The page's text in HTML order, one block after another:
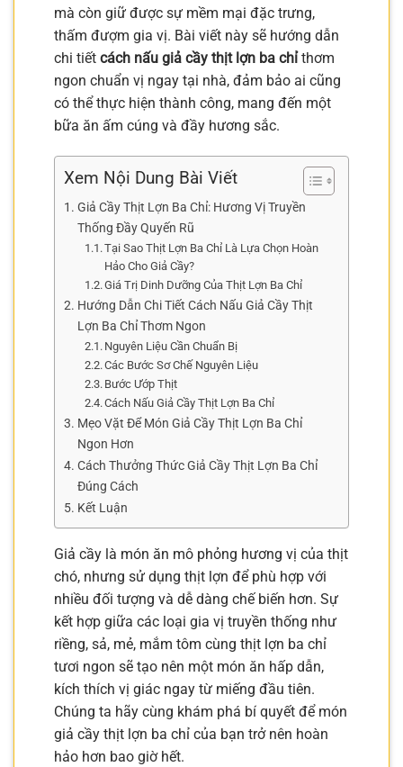
mà còn giữ được sự mềm mại đặc trưng,
thấm đượm gia vị. Bài viết này sẽ hướng dẫn
chi tiết cách nấu giả cầy thịt lợn ba chỉthơm
ngon chuẩn vị ngay tại nhà, đảm bảo ai cũng
có thể thực hiện thành công, mang đến một
bữa ăn ấm cúng và đầy hương sắc.
Xem Nội Dung Bài Viết
Giả Cầy Thịt Lợn Ba Chỉ: Hương Vị Truyền
Thống Đầy Quyến Rũ
Tại Sao Thịt Lợn Ba Chỉ Là Lựa Chọn Hoàn
Hảo Cho Giả Cầy?
Giá Trị Dinh Dưỡng Của Thịt Lợn Ba Chỉ
Hướng Dẫn Chi Tiết Cách Nấu Giả Cầy Thịt
Lợn Ba Chỉ Thơm Ngon
Nguyên Liệu Cần Chuẩn Bị
Các Bước Sơ Chế Nguyên Liệu
Bước Ướp Thịt
Cách Nấu Giả Cầy Thịt Lợn Ba Chỉ
Mẹo Vặt Để Món Giả Cầy Thịt Lợn Ba Chỉ
Ngon Hơn
Cách Thưởng Thức Giả Cầy Thịt Lợn Ba Chỉ
Đúng Cách
Kết Luận
Giả cầy là món ăn mô phỏng hương vị của thịt
chó, nhưng sử dụng thịt lợn để phù hợp với
nhiều đối tượng và dễ dàng chế biến hơn. Sự
kết hợp giữa các loại gia vị truyền thống như
riềng, sả, mẻ, mắm tôm cùng thịt lợn ba chỉ
tươi ngon sẽ tạo nên một món ăn hấp dẫn,
kích thích vị giác ngay từ miếng đầu tiên.
Chúng ta hãy cùng khám phá bí quyết để món
giả cầy thịt lợn ba chỉ của bạn trở nên hoàn
hảo hơn bao giờ hết.